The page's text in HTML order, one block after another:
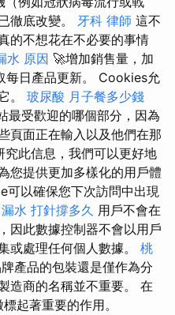
徹底改變。 牙科 律師 這不
的不想花在不必要的事情
水 原因 🚀增加銷售量，加
每日產品更新。 Cookies允
。 玻尿酸 月子餐多少錢
最受歡迎的哪個部分，因為
頁面正在輸入以及他們在那
究此信息，我們可以更好地
您提供更加多樣化的用戶體
可以確保您下次訪問中出現
漏水 打針撐多久 用戶不會在
因此數據控制器不會以用戶
或處理任何個人數據。 桃
產品的包裝還是僅作為分
造商的名稱並不重要。 在
起著重要的作用。